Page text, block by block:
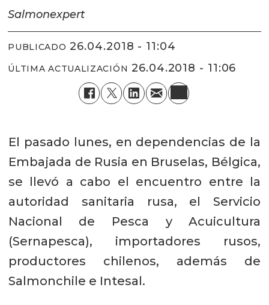
Salmonexpert
PUBLICADO 26.04.2018 - 11:04
ÚLTIMA ACTUALIZACIÓN 26.04.2018 - 11:06
El pasado lunes, en dependencias de la
Embajada de Rusia en Bruselas, Bélgica,
se llevó a cabo el encuentro entre la
autoridad sanitaria rusa, el Servicio
Nacional de Pesca y Acuicultura
(Sernapesca), importadores rusos,
productores chilenos, además de
Salmonchile e Intesal.